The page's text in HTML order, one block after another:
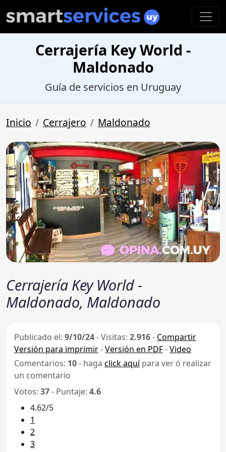
Cerrajería Key World -
Maldonado
Guía de servicios en Uruguay
Inicio Cerrajero Maldonado
Cerrajería Key World -
Maldonado, Maldonado
Publicado el: 9/10/24-Visitas: 2.916- Compartir
Versión para imprimir-Versión en PDF-Video
Comentarios: 10- haga click aquípara ver ó realizar
un comentario
Votos: 37- Puntaje: 4.6
4.62/5
1
2
3